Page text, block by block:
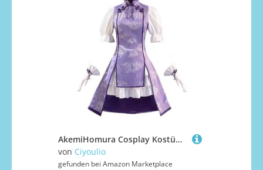
AkemiHomura Cosplay Kostüm Lila Lila Chinesischer Stil Cheongsam Rock Set Cosplay Uniform Komplettes Set Anime Rollenspiel Halloween Karneval Party Anzug
von Ciyoulio
gefunden bei Amazon Marketplace